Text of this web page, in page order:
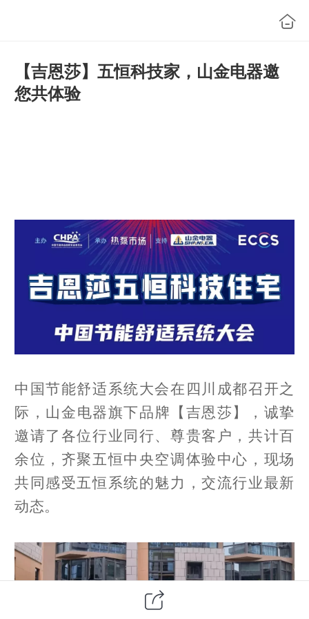
【吉恩莎】五恒科技家，山金电器邀
您共体验
中国节能舒适系统大会在四川成都召开之
际，山金电器旗下品牌【 吉恩莎 】，诚挚
邀请了各位行业同行、尊贵客户，共计百
余位，齐聚五恒中央空调体验中心，现场
共同感受五恒系统的魅力，交流行业最新
动态。